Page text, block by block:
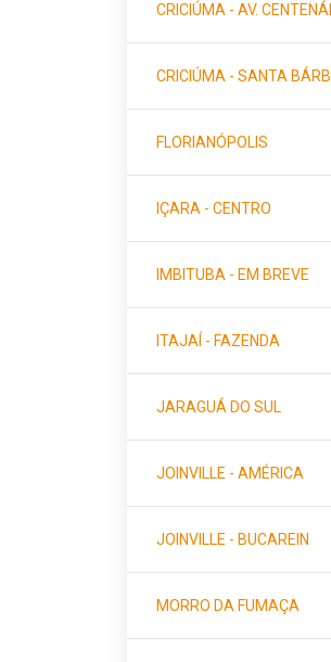
CRICIÚMA - AV.
CRICIÚMA - SANTA
FLORIANÓPOLIS
IÇARA - CENTRO
IMBITUBA - EM BREVE
ITAJAÍ - FAZENDA
JARAGUÁ DO SUL
JOINVILLE - AMÉRICA
JOINVILLE - BUCAREIN
MORRO DA FUMAÇA